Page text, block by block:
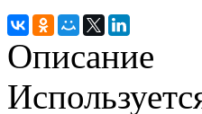
Описание